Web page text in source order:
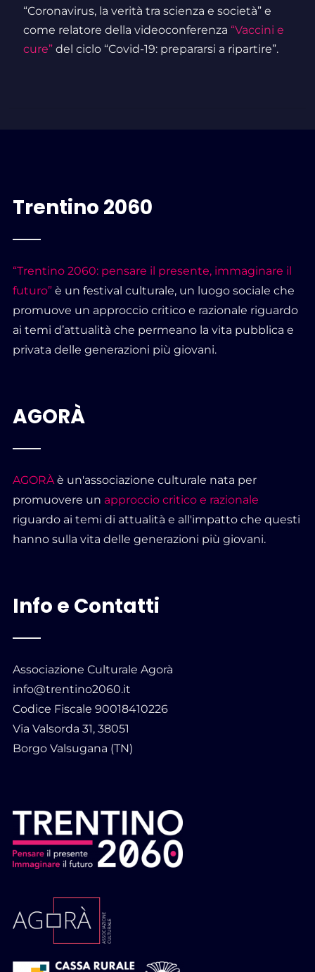
“Coronavirus, la verità tra scienza e società” e
come relatore della videoconferenza “Vaccini e
cure” del ciclo “Covid-19: prepararsi a ripartire”.
Trentino 2060
“Trentino 2060: pensare il presente, immaginare il
futuro” è un festival culturale, un luogo sociale che
promuove un approccio critico e razionale riguardo
ai temi d’attualità che permeano la vita pubblica e
privata delle generazioni più giovani.
AGORÀ
AGORÀè un'associazione culturale nata per
promuovere un approccio critico e razionale
riguardo ai temi di attualità e all'impatto che questi
hanno sulla vita delle generazioni più giovani.
Info e Contatti
Associazione Culturale Agorà
info@trentino2060.it
Codice Fiscale 90018410226
Via Valsorda 31, 38051
Borgo Valsugana (TN)